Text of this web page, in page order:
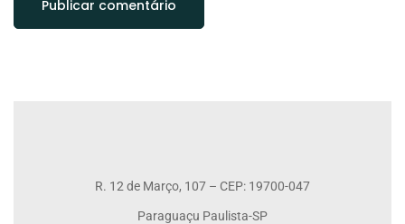
R. 12 de Março, 107 – CEP: 19700-047
Paraguaçu Paulista-SP